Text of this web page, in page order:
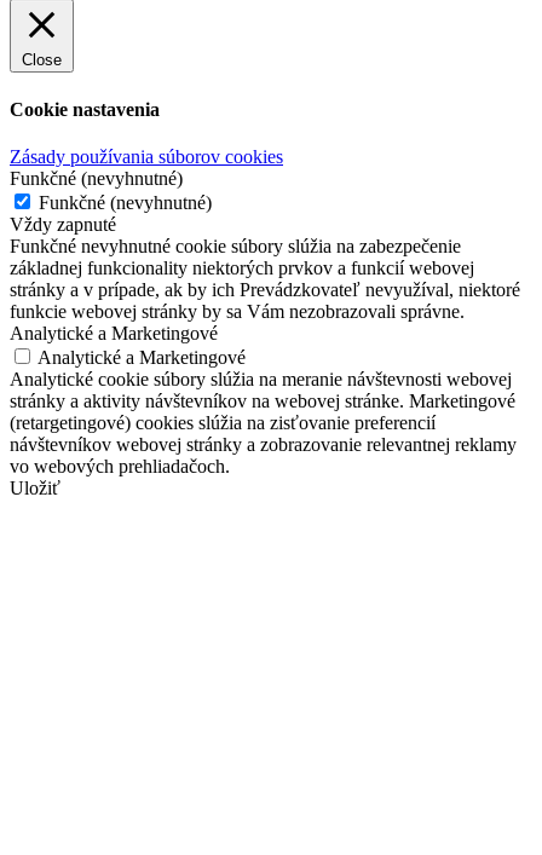
Close
Cookie nastavenia
Zásady používania súborov cookies
Funkčné (nevyhnutné)
Funkčné (nevyhnutné)
Vždy zapnuté
Funkčné nevyhnutné cookie súbory slúžia na zabezpečenie
základnej funkcionality niektorých prvkov a funkcií webovej
stránky a v prípade, ak by ich Prevádzkovateľ nevyužíval, niektoré
funkcie webovej stránky by sa Vám nezobrazovali správne.
Analytické a Marketingové
Analytické a Marketingové
Analytické cookie súbory slúžia na meranie návštevnosti webovej
stránky a aktivity návštevníkov na webovej stránke. Marketingové
(retargetingové) cookies slúžia na zisťovanie preferencií
návštevníkov webovej stránky a zobrazovanie relevantnej reklamy
vo webových prehliadačoch.
Uložiť